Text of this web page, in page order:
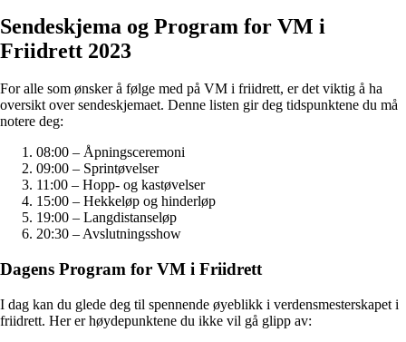
Sendeskjema og Program for VM i
Friidrett 2023
For alle som ønsker å følge med på VM i friidrett, er det viktig å ha
oversikt over sendeskjemaet. Denne listen gir deg tidspunktene du må
notere deg:
08:00 – Åpningsceremoni
09:00 – Sprintøvelser
11:00 – Hopp- og kastøvelser
15:00 – Hekkeløp og hinderløp
19:00 – Langdistanseløp
20:30 – Avslutningsshow
Dagens Program for VM i Friidrett
I dag kan du glede deg til spennende øyeblikk i verdensmesterskapet i
friidrett. Her er høydepunktene du ikke vil gå glipp av: